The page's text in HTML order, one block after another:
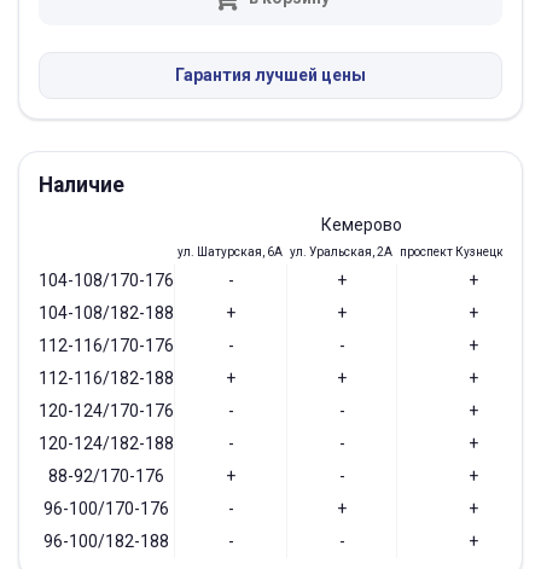
Гарантия лучшей цены
Наличие
Кемерово
ул. Шатурская, 6А ул. Уральская, 2А проспект Кузнецкий,
104-108/170-176 - +
+
104-108/182-188
+ +
+
112-116/170-176
- -
+
112-116/182-188
+ +
+
120-124/170-176
- -
+
120-124/182-188
- -
+
88-92/170-176
+ -
+
96-100/170-176
- +
+
96-100/182-188
- - +